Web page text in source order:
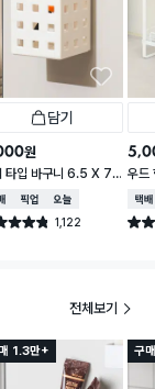
담기
원
타입 바구니 6.5 X 7.
10 cm
배송매장픽업오늘배송
4.8점 1,122
건 작성
우드
택배
별점
전체보기
1.3만+ 구